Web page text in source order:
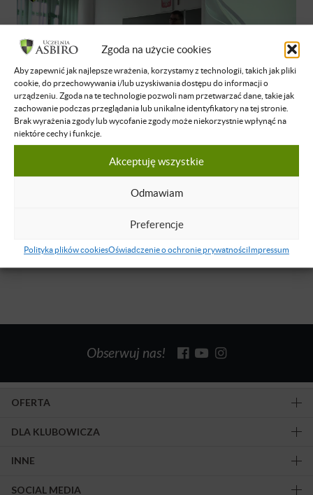
Zgoda na użycie cookies
Aby zapewnić jak najlepsze wrażenia, korzystamy z technologii, takich jak pliki
cookie, do przechowywania i/lub uzyskiwania dostępu do informacji o
urządzeniu. Zgoda na te technologie pozwoli nam przetwarzać dane, takie jak
zachowanie podczas przeglądania lub unikalne identyfikatory na tej stronie.
Brak wyrażenia zgody lub wycofanie zgody może niekorzystnie wpłynąć na
niektóre cechy i funkcje.
Akceptuję wszystkie
Odmawiam
Preferencje
Polityka plików cookiesOświadczenie o ochronie prywatnościImpressum
Jarosław Kapitanowicz
MBA - Zastosowanie filozofii "Lean
Znaleziono 1 wyników.
Obserwuj nas!
OFERTA
DLA KLUBOWICZA
INNE
SOCIAL MEDIA